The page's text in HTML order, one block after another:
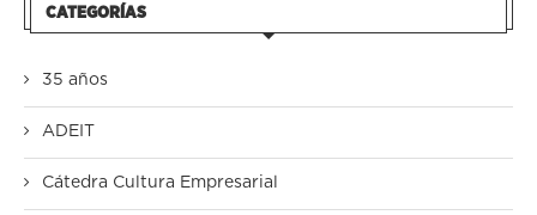
CATEGORÍAS
35 años
ADEIT
Cátedra Cultura Empresarial